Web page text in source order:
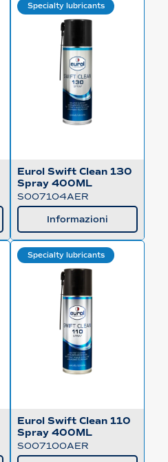
Specialty lubricants
Eurol Swift Clean 130
Spray 400ML
S007104AER
Informazioni
Specialty lubricants
Eurol Swift Clean 110
Spray 400ML
S007100AER